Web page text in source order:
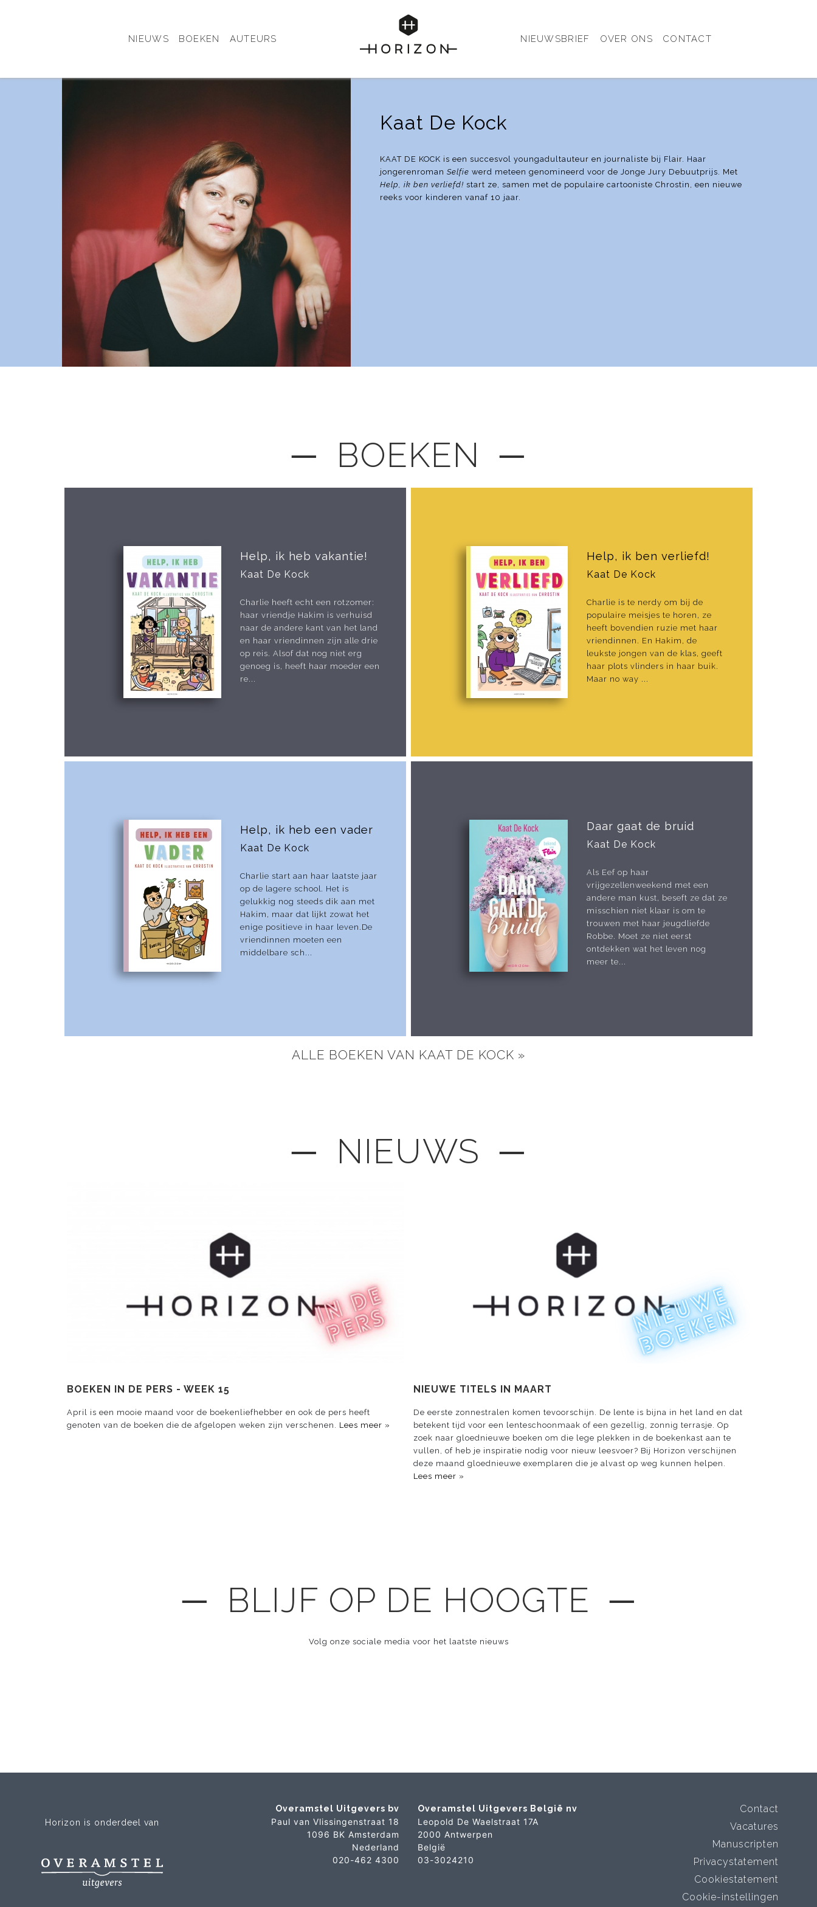
NIEUWS BOEKEN AUTEURS NIEUWSBRIEF OVER ONS CONTACT
Kaat De Kock
KAAT DE KOCK is een succesvol youngadultauteur en journaliste bij Flair. Haar
jongerenroman Selfie werd meteen genomineerd voor de Jonge Jury Debuutprijs. Met
Help, ik ben verliefd! start ze, samen met de populaire cartooniste Chrostin, een nieuwe
reeks voor kinderen vanaf 10 jaar.
─ BOEKEN ─
Help, ik heb vakantie!
Kaat De Kock
Charlie heeft echt een rotzomer:
haar vriendje Hakim is verhuisd
naar de andere kant van het land
en haar vriendinnen zijn alle drie
op reis. Alsof dat nog niet erg
genoeg is, heeft haar moeder een
re...
Help, ik ben verliefd!
Kaat De Kock
Charlie is te nerdy om bij de
populaire meisjes te horen, ze
heeft bovendien ruzie met haar
vriendinnen. En Hakim, de
leukste jongen van de klas, geeft
haar plots vlinders in haar buik.
Maar no way ...
Help, ik heb een vader
Kaat De Kock
Charlie start aan haar laatste jaar
op de lagere school. Het is
gelukkig nog steeds dik aan met
Hakim, maar dat lijkt zowat het
enige positieve in haar leven.De
vriendinnen moeten een
middelbare sch...
Daar gaat de bruid
Kaat De Kock
Als Eef op haar
vrijgezellenweekend met een
andere man kust, beseft ze dat ze
misschien niet klaar is om te
trouwen met haar jeugdliefde
Robbe. Moet ze niet eerst
ontdekken wat het leven nog
meer te...
ALLE BOEKEN VAN KAAT DE KOCK »
─ NIEUWS ─
BOEKEN IN DE PERS - WEEK 15
April is een mooie maand voor de boekenliefhebber en ook de pers heeft
genoten van de boeken die de afgelopen weken zijn verschenen. Lees meer »
NIEUWE TITELS IN MAART
De eerste zonnestralen komen tevoorschijn. De lente is bijna in het land en dat
betekent tijd voor een lenteschoonmaak of een gezellig, zonnig terrasje. Op
zoek naar gloednieuwe boeken om die lege plekken in de boekenkast aan te
vullen, of heb je inspiratie nodig voor nieuw leesvoer? Bij Horizon verschijnen
deze maand gloednieuwe exemplaren die je alvast op weg kunnen helpen.
Lees meer »
─ BLIJF OP DE HOOGTE ─
Volg onze sociale media voor het laatste nieuws
Horizon is onderdeel van
Overamstel Uitgevers bv
Paul van Vlissingenstraat 18
1096 BK Amsterdam
Nederland
020-462 4300
Overamstel Uitgevers België nv
Leopold De Waelstraat 17A
2000 Antwerpen
België
03-3024210
Contact
Vacatures
Manuscripten
Privacystatement
Cookiestatement
Cookie-instellingen